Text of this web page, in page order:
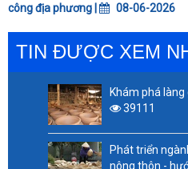
công địa phương |
08-06-2026
TIN ĐƯỢC XEM
Khám phá
39111
Phát triển
nông thôn -